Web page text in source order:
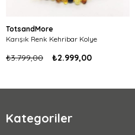
TotsandMore
Karışık Renk Kehribar Kolye
₺2.999,00
₺3.799,00
Kategoriler